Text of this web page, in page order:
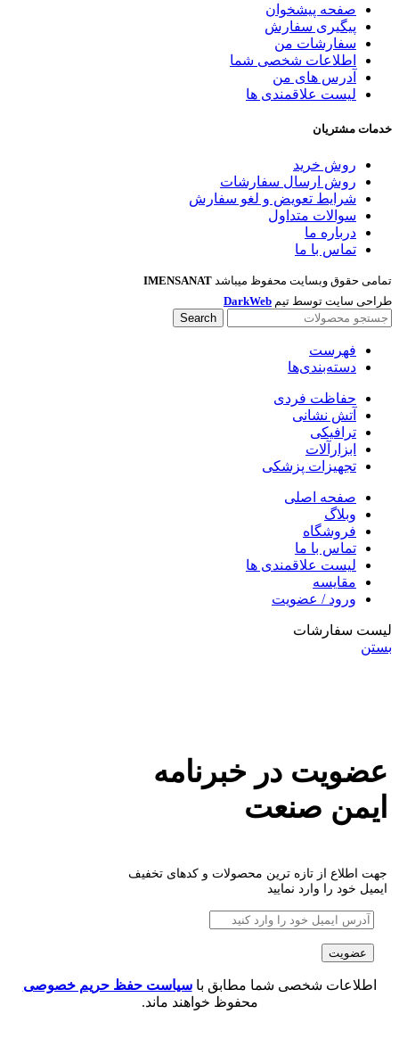
صفحه پیشخوان
پیگیری سفارش
سفارشات من
اطلاعات شخصی شما
آدرس های من
لیست علاقمندی ها
خدمات مشتریان
روش خرید
روش ارسال سفارشات
شرایط تعویض و لغو سفارش
سوالات متداول
درباره ما
تماس با ما
تمامی حقوق وبسایت محفوظ میباشد IMENSANAT
طراحی سایت توسط تیم DarkWeb
Search
فهرست
دسته‌بندی‌ها
حفاظت فردی
آتش نشانی
ترافیکی
ابزارآلات
تجهیزات پزشکی
صفحه اصلی
وبلاگ
فروشگاه
تماس با ما
لیست علاقمندی ها
مقایسه
ورود / عضویت
لیست سفارشات
بستن
عضویت در خبرنامه
ایمن صنعت
جهت اطلاع از تازه ترین محصولات و کدهای تخفیف
ایمیل خود را وارد نمایید
اطلاعات شخصی شما مطابق باسیاست حفظ حریم خصوصی
محفوظ خواهند ماند.